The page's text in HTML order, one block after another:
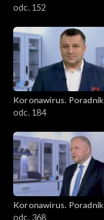
odc. 152
Koronawirus. Poradnik
odc. 184
Koronawirus. Poradnik
odc. 368